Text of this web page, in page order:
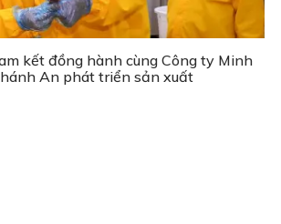
kết đồng hành cùng Công ty Minh
An phát triển sản xuất